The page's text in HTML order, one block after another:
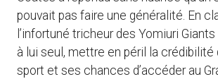
pouvait pas faire une généralité. En
l’infortuné tricheur des Yomiuri
à lui seul, mettre en péril la crédibilité
sport et ses chances d’accéder au